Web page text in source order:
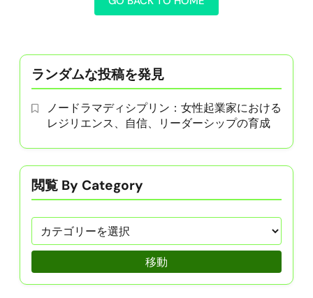
ランダムな投稿を発見
ノードラマディシプリン：女性起業家における
レジリエンス、自信、リーダーシップの育成
閲覧 By Category
移動